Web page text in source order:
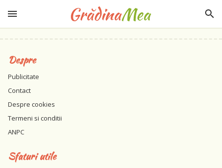
Despre
Publicitate
Contact
Despre cookies
Termeni si conditii
ANPC
Sfaturi utile